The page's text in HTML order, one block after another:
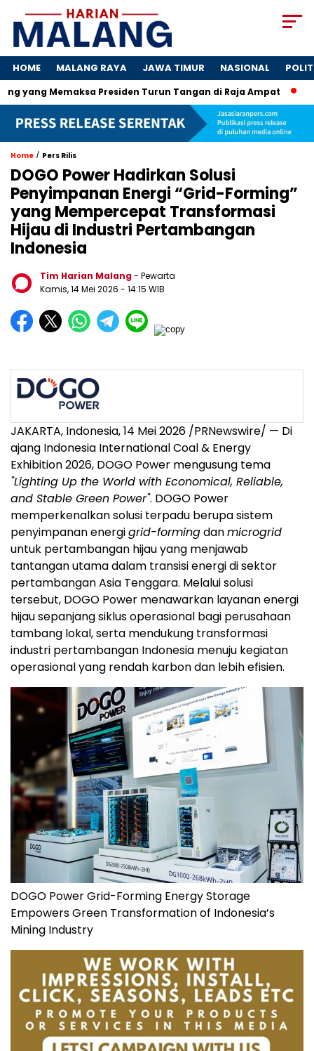
HOME MALANG RAYA JAWA TIMUR NASIONAL
Presiden Turun Tangan di Raja Ampat Jejak
Home / Pers Rilis
DOGO Power Hadirkan Solusi
Penyimpanan Energi “Grid-Forming”
yang Mempercepat Transformasi
Hijau di Industri Pertambangan
Indonesia
Tim Harian Malang- Pewarta
Kamis, 14 Mei 2026 - 14:15 WIB
JAKARTA, Indonesia, 14 Mei 2026 /PRNewswire/ — Di
ajang Indonesia International Coal & Energy
Exhibition 2026, DOGO Power mengusung tema
"Lighting Up the World with Economical, Reliable,
and Stable Green Power". DOGO Power
memperkenalkan solusi terpadu berupa sistem
penyimpanan energigrid-formingdanmicrogrid
untuk pertambangan hijau yang menjawab
tantangan utama dalam transisi energi di sektor
pertambangan Asia Tenggara. Melalui solusi
tersebut, DOGO Power menawarkan layanan energi
hijau sepanjang siklus operasional bagi perusahaan
tambang lokal, serta mendukung transformasi
industri pertambangan Indonesia menuju kegiatan
operasional yang rendah karbon dan lebih efisien.
DOGO Power Grid-Forming Energy Storage
Empowers Green Transformation of Indonesia’s
Mining Industry